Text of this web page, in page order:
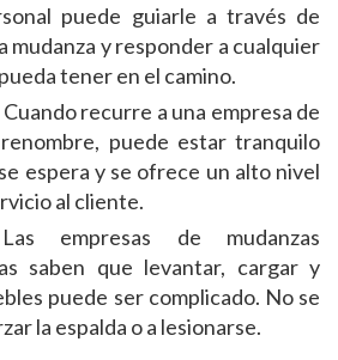
puede guiarle a través de
mudanza y responder a cualquier
tener en el camino.
Cuando recurre a una empresa de
puede estar tranquilo
espera y se ofrece un alto nivel
al cliente.
empresas de mudanzas
saben que levantar, cargar y
puede ser complicado. No se
la espalda o a lesionarse.